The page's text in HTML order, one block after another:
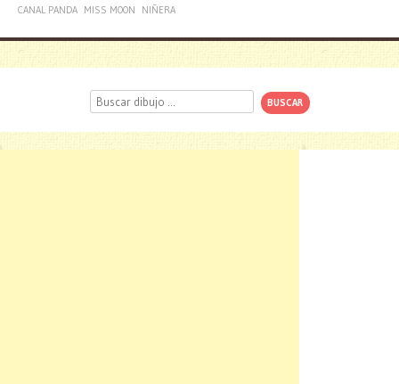
CANAL PANDA MISS MOON NIÑERA
Buscar